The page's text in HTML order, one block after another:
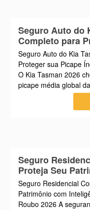
Seguro Auto do
Completo para
Seguro Auto do Kia
Proteger sua Picape
O Kia Tasman 2026
picape média global
Seguro
Proteja Seu
Seguro Residencial
Patrimônio com
Roubo 2026 A